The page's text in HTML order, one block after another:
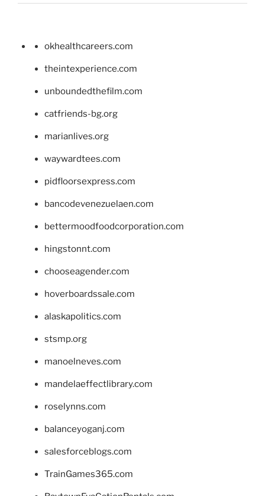
okhealthcareers.com
theintexperience.com
unboundedthefilm.com
catfriends-bg.org
marianlives.org
waywardtees.com
pidfloorsexpress.com
bancodevenezuelaen.com
bettermoodfoodcorporation.com
hingstonnt.com
chooseagender.com
hoverboardssale.com
alaskapolitics.com
stsmp.org
manoelneves.com
mandelaeffectlibrary.com
roselynns.com
balanceyoganj.com
salesforceblogs.com
TrainGames365.com